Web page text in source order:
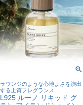
ラウンジのような心地よさを演出
する上質フレグランス
L925 ルーノ リキッド グ